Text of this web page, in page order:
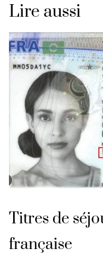
Lire aussi
Titres de
française